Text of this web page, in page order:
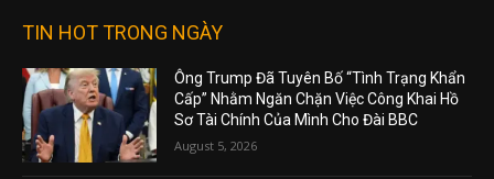
TIN HOT TRONG NGÀY
Ông Trump Đã Tuyên Bố “Tình Trạng Khẩn
Cấp” Nhằm Ngăn Chặn Việc Công Khai Hồ
Sơ Tài Chính Của Mình Cho Đài BBC
August 5, 2026